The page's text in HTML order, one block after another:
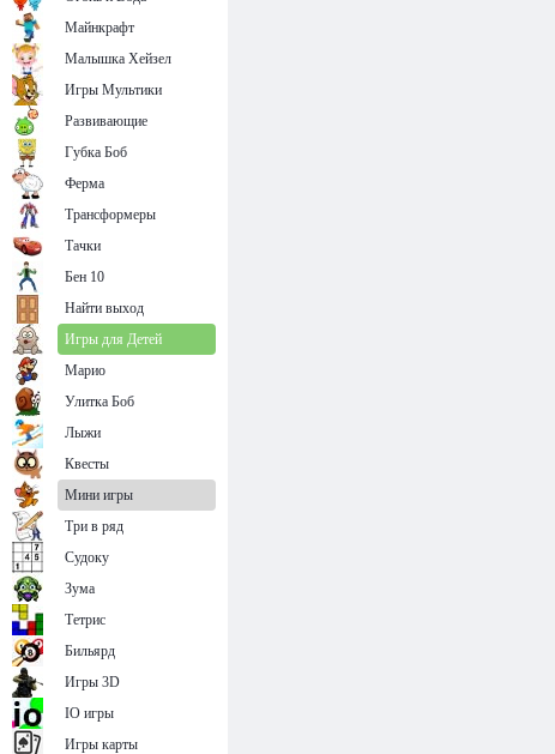
Майнкрафт
Малышка Хейзел
Игры Мультики
Развивающие
Губка Боб
Ферма
Трансформеры
Тачки
Бен 10
Найти выход
Игры для Детей
Марио
Улитка Боб
Лыжи
Квесты
Мини игры
Три в ряд
Судоку
Зума
Тетрис
Бильярд
Игры 3D
IO игры
Игры карты